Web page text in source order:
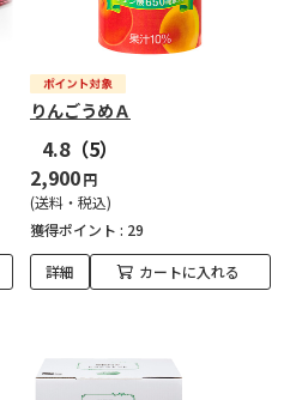
りんごうめＡ
4.8（5）
2,900円
(送料・税込)
獲得ポイント : 29
詳細 カートに入れる